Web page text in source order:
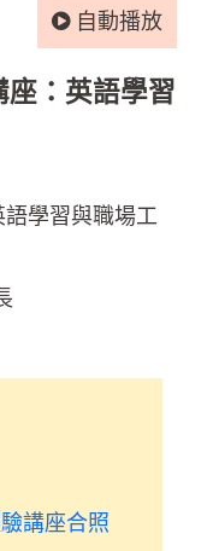
自動播放
：英語學習
學習與職場工